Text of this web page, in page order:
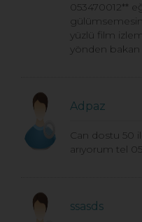
053470012**
yüzlü film
yönden bakan
Adpaz
Can dostu 50
arıyorum tel
ssasds